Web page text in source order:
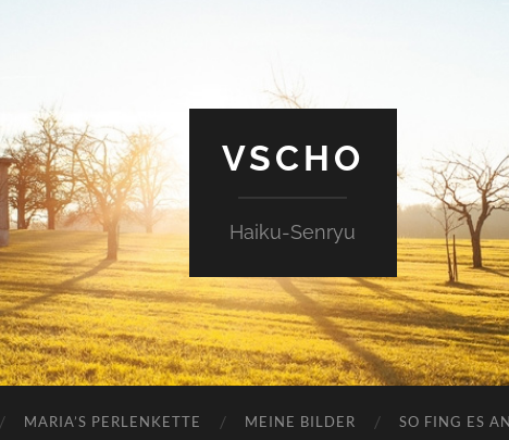
VSCHO
Haiku-Senryu
MARIA’S PERLENKETTE MEINE BILDER SO FING ES